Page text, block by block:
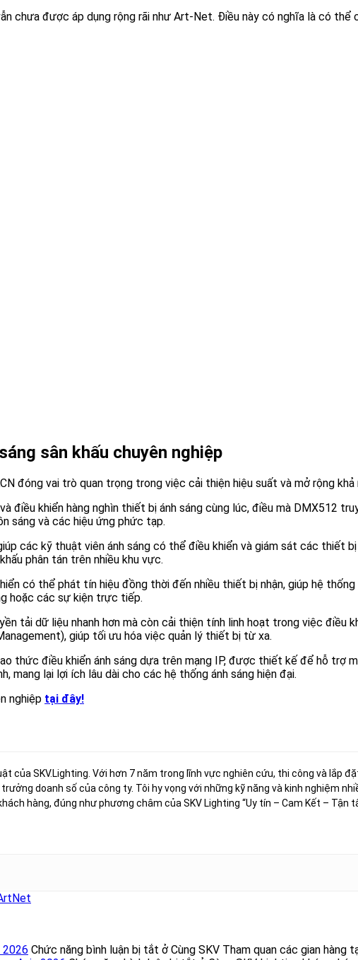
chưa được áp dụng rộng rãi như Art-Net. Điều này có nghĩa là có
sân khấu chuyên nghiệp
đóng vai trò quan trọng trong việc cải thiện hiệu suất và mở rộng
điều khiển hàng nghìn thiết bị ánh sáng cùng lúc, điều mà DMX512
sáng và các hiệu ứng phức tạp.
các kỹ thuật viên ánh sáng có thể điều khiển và giám sát các thiết
phân tán trên nhiều khu vực.
có thể phát tín hiệu đồng thời đến nhiều thiết bị nhận, giúp hệ
hoặc các sự kiện trực tiếp.
tải dữ liệu nhanh hơn mà còn cải thiện tính linh hoạt trong việc điều
giúp tối ưu hóa việc quản lý thiết bị từ xa.
thức điều khiển ánh sáng dựa trên mạng IP, được thiết kế để hỗ trợ
lại lợi ích lâu dài cho các hệ thống ánh sáng hiện đại.
nghiệp tại đây!
của SKV.Lighting. Với hơn 7 năm trong lĩnh vực nghiên cứu, thi công và lắp
doanh số của công ty. Tôi hy vọng với những kỹ năng và kinh nghiệm
hàng, đúng như phương châm của SKV Lighting “Uy tín – Cam Kết – Tận
2026 Chức năng bình luận bị tắt ở Cùng SKV Tham quan các gian hàng